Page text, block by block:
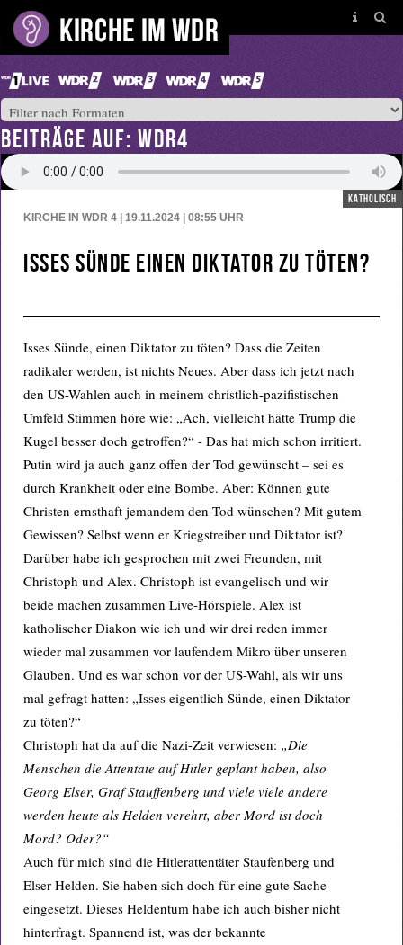
BEITRÄGE AUF: WDR4
katholisch
KIRCHE IN WDR 4 | 19.11.2024 | 08:55 UHR
Isses Sünde einen Diktator zu töten?
Isses Sünde, einen Diktator zu töten? Dass die Zeiten
radikaler werden, ist nichts Neues. Aber dass ich jetzt nach
den US-Wahlen auch in meinem christlich-pazifistischen
Umfeld Stimmen höre wie: „Ach, vielleicht hätte Trump die
Kugel besser doch getroffen?“ - Das hat mich schon irritiert.
Putin wird ja auch ganz offen der Tod gewünscht – sei es
durch Krankheit oder eine Bombe. Aber: Können gute
Christen ernsthaft jemandem den Tod wünschen? Mit gutem
Gewissen? Selbst wenn er Kriegstreiber und Diktator ist?
Darüber habe ich gesprochen mit zwei Freunden, mit
Christoph und Alex. Christoph ist evangelisch und wir
beide machen zusammen Live-Hörspiele. Alex ist
katholischer Diakon wie ich und wir drei reden immer
wieder mal zusammen vor laufendem Mikro über unseren
Glauben. Und es war schon vor der US-Wahl, als wir uns
mal gefragt hatten: „Isses eigentlich Sünde, einen Diktator
zu töten?“
Christoph hat da auf die Nazi-Zeit verwiesen: „Die
Menschen die Attentate auf Hitler geplant haben, also
Georg Elser, Graf Stauffenberg und viele viele andere
werden heute als Helden verehrt, aber Mord ist doch
Mord? Oder?“
Auch für mich sind die Hitlerattentäter Staufenberg und
Elser Helden. Sie haben sich doch für eine gute Sache
eingesetzt. Dieses Heldentum habe ich auch bisher nicht
hinterfragt. Spannend ist, was der bekannte